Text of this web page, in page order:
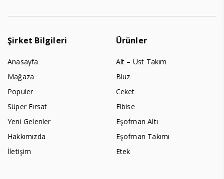
Şirket Bilgileri
Anasayfa
Mağaza
Populer
Süper Fırsat
Yeni Gelenler
Hakkımızda
İletişim
Ürünler
Alt – Üst Takım
Bluz
Ceket
Elbise
Eşofman Altı
Eşofman Takımı
Etek